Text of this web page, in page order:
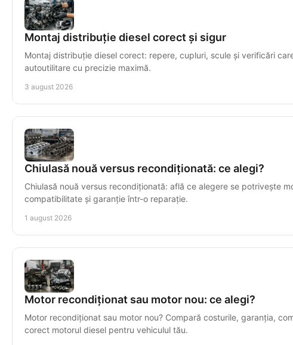
Montaj distribuție diesel corect și sigur
Montaj distribuție diesel corect: repere, cupluri, scule și verificări
autoutilitare cu precizie maximă.
3 august 2026
Chiulasă nouă versus recondiționată: ce alegi?
Chiulasă nouă versus recondiționată: află ce alegere se potrivește
compatibilitate și garanție într-o reparație.
1 august 2026
Motor recondiționat sau motor nou: ce alegi?
Motor recondiționat sau motor nou? Compară costurile, garanția,
corect motorul diesel pentru vehiculul tău.